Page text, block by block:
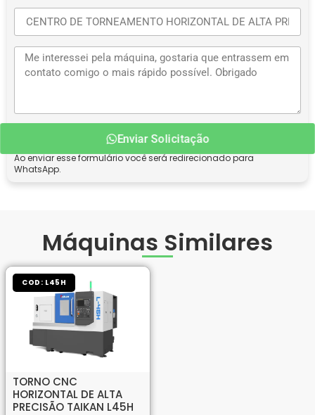
Enviar Solicitação
Ao enviar esse formulário você será redirecionado para
WhatsApp.
Máquinas Similares
COD: L45H
TORNO CNC
HORIZONTAL DE ALTA
PRECISÃO TAIKAN L45H